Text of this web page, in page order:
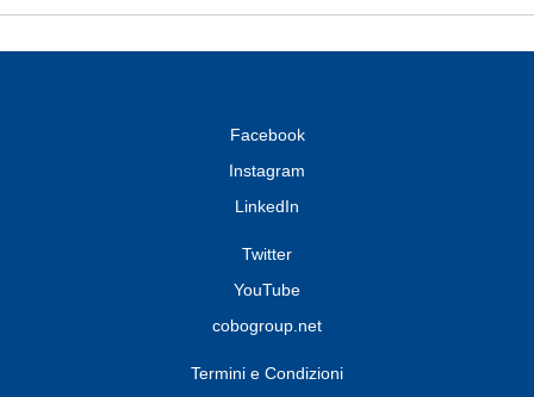
Facebook
Instagram
LinkedIn
Twitter
YouTube
cobogroup.net
Termini e Condizioni